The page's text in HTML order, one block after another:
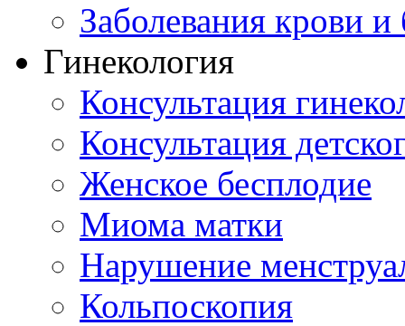
Заболевания крови и
Гинекология
Консультация
Консультация
Женское бесплодие
Миома матки
Нарушение
Кольпоскопия